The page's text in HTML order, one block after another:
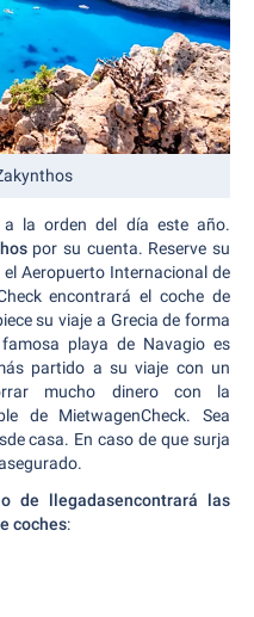
a la orden del día este año.
por su cuenta. Reserve su
Aeropuerto Internacional de
encontrará el coche de
su viaje a Grecia de forma
playa de Navagio es
partido a su viaje con un
mucho dinero con la
de MietwagenCheck. Sea
casa. En caso de que surja
de llegadasencontrará
las
coches: